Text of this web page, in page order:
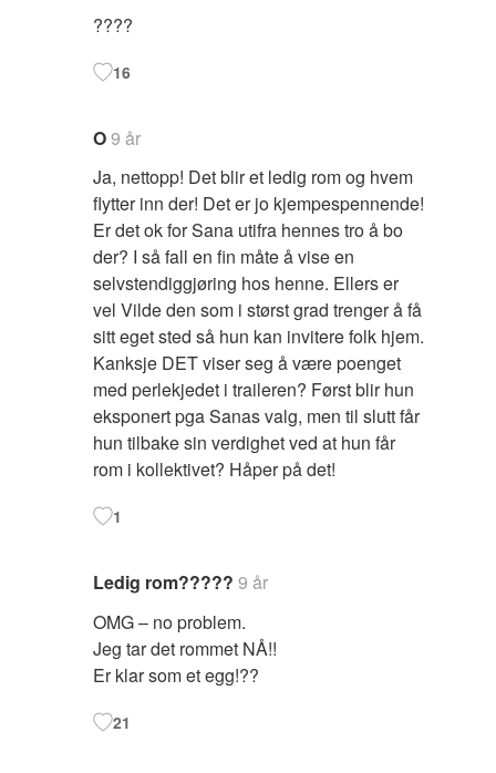
????
16
O9 år
Ja, nettopp! Det blir et ledig rom og hvem
flytter inn der! Det er jo kjempespennende!
Er det ok for Sana utifra hennes tro å bo
der? I så fall en fin måte å vise en
selvstendiggjøring hos henne. Ellers er
vel Vilde den som i størst grad trenger å få
sitt eget sted så hun kan invitere folk hjem.
Kanksje DET viser seg å være poenget
med perlekjedet i traileren? Først blir hun
eksponert pga Sanas valg, men til slutt får
hun tilbake sin verdighet ved at hun får
rom i kollektivet? Håper på det!
1
Ledig rom????? 9 år
OMG – no problem.
Jeg tar det rommet NÅ!!
Er klar som et egg!??
21